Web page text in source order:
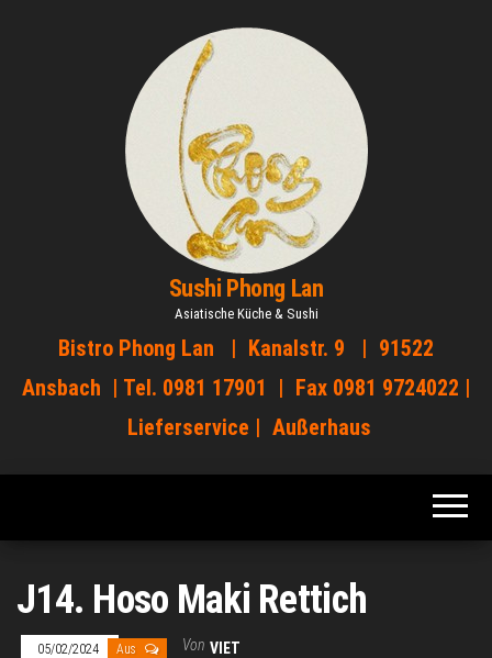
Sushi Phong Lan
Asiatische Küche & Sushi
Bistro Phong Lan | Kanalstr. 9 | 91522
Ansbach | Tel. 0981 17901 | Fax 0981 9724022 |
Lieferservice | Außerhaus
J14. Hoso Maki Rettich
05/02/2024 Aus Von VIET